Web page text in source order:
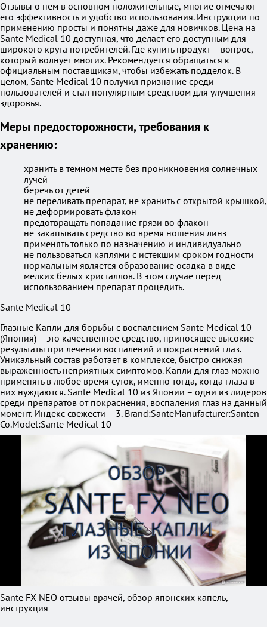
Отзывы о нем в основном положительные, многие отмечают
его эффективность и удобство использования. Инструкции по
применению просты и понятны даже для новичков. Цена на
Sante Medical 10 доступная, что делает его доступным для
широкого круга потребителей. Где купить продукт – вопрос,
который волнует многих. Рекомендуется обращаться к
официальным поставщикам, чтобы избежать подделок. В
целом, Sante Medical 10 получил признание среди
пользователей и стал популярным средством для улучшения
здоровья.
Меры предосторожности, требования к
хранению:
хранить в темном месте без проникновения солнечных
лучей
беречь от детей
не переливать препарат, не хранить с открытой крышкой,
не деформировать флакон
предотвращать попадание грязи во флакон
не закапывать средство во время ношения линз
применять только по назначению и индивидуально
не пользоваться каплями с истекшим сроком годности
нормальным является образование осадка в виде
мелких белых кристаллов. В этом случае перед
использованием препарат процедить.
Sante Medical 10
Глазные Капли для борьбы с воспалением Sante Medical 10
(Япония) – это качественное средство, приносящее высокие
результаты при лечении воспалений и покраснений глаз.
Уникальный состав работает в комплексе, быстро снижая
выраженность неприятных симптомов. Капли для глаз можно
применять в любое время суток, именно тогда, когда глаза в
них нуждаются. Sante Medical 10 из Японии – одни из лидеров
среди препаратов от покраснения, воспаления глаз на данный
момент. Индекс свежести – 3. Brand:SanteManufacturer:Santen
Co.Model:Sante Medical 10
Sante FX NEO отзывы врачей, обзор японских капель,
инструкция